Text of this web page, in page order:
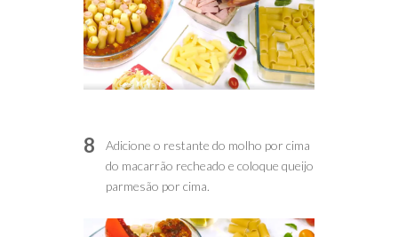
8
Adicione o restante do molho por cima
do macarrão recheado e coloque queijo
parmesão por cima.